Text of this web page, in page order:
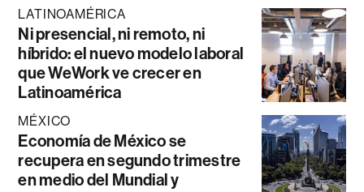
LATINOAMÉRICA
Ni presencial, ni remoto, ni
híbrido: el nuevo modelo laboral
que WeWork ve crecer en
Latinoamérica
MÉXICO
Economía de México se
recupera en segundo trimestre
en medio del Mundial y